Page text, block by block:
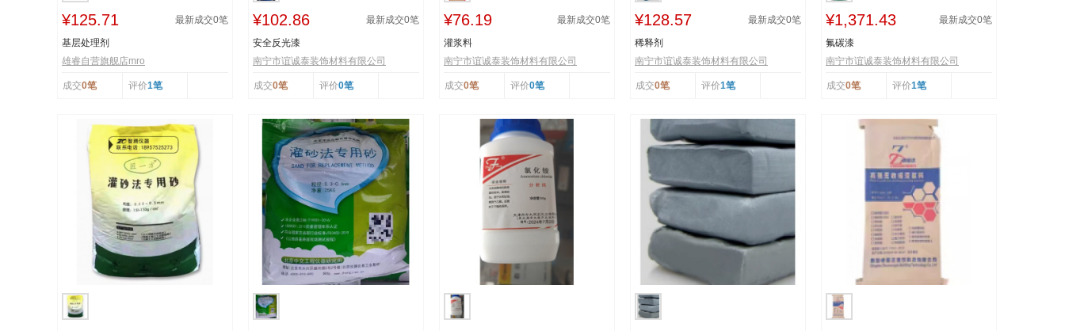
¥125.71 最新成交0笔
基层处理剂
雄睿自营旗舰店mro
成交0笔 评价1笔
¥102.86 最新成交0笔
安全反光漆
南宁市谊诚泰装饰材料有限公司
成交0笔 评价0笔
¥76.19 最新成交0笔
灌浆料
南宁市谊诚泰装饰材料有限公司
成交0笔 评价0笔
¥128.57 最新成交0笔
稀释剂
南宁市谊诚泰装饰材料有限公司
成交0笔 评价1笔
¥1,371.43 最新成交0笔
氟碳漆
南宁市谊诚泰装饰材料有限公司
成交0笔 评价1笔